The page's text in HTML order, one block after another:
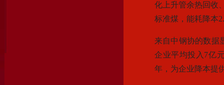
化上升管余热回收
标准煤，能耗降本
来自中钢协的数据
企业平均投入7亿
年，为企业降本提